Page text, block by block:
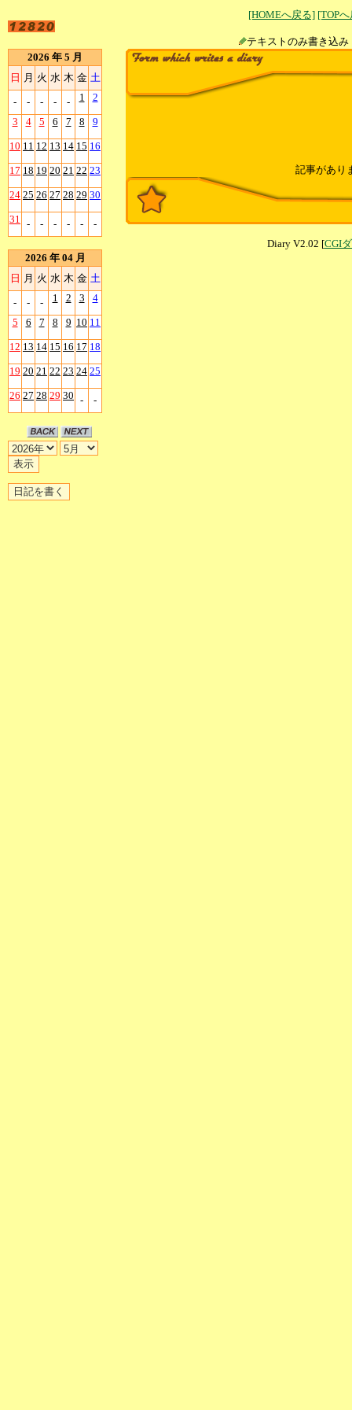
[HOMEへ戻る] [TOP
テキストのみ書
2026 年 5 月
日 月 火 水 木 金 土
- - - - - 1 2
3 4 5 6 7 8 9
10 11 12 13 14 15 16
17 18 19 20 21 22 23
24 25 26 27 28 29 30
31 - - - - - -
2026 年 04 月
日 月 火 水 木 金 土
- - - 1 2 3 4
5 6 7 8 9 10 11
12 13 14 15 16 17 18
19 20 21 22 23 24 25
26 27 28 29 30 - -
記事があり
Diary V2.02 [CGI